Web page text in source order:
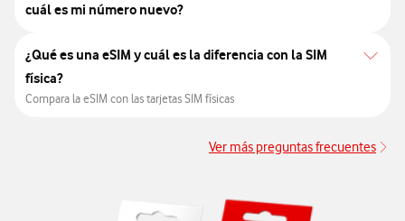
cuál es mi número nuevo?
¿Qué es una eSIM y cuál es la diferencia con la SIM
física?
Compara la eSIM con las tarjetas SIM físicas
Ver más preguntas frecuentes